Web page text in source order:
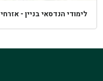
לימודי הנדסאי בניין - אזרחי